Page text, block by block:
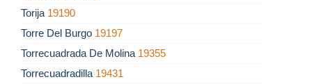
Torija 19190
Torre Del Burgo 19197
Torrecuadrada De Molina 19355
Torrecuadradilla 19431